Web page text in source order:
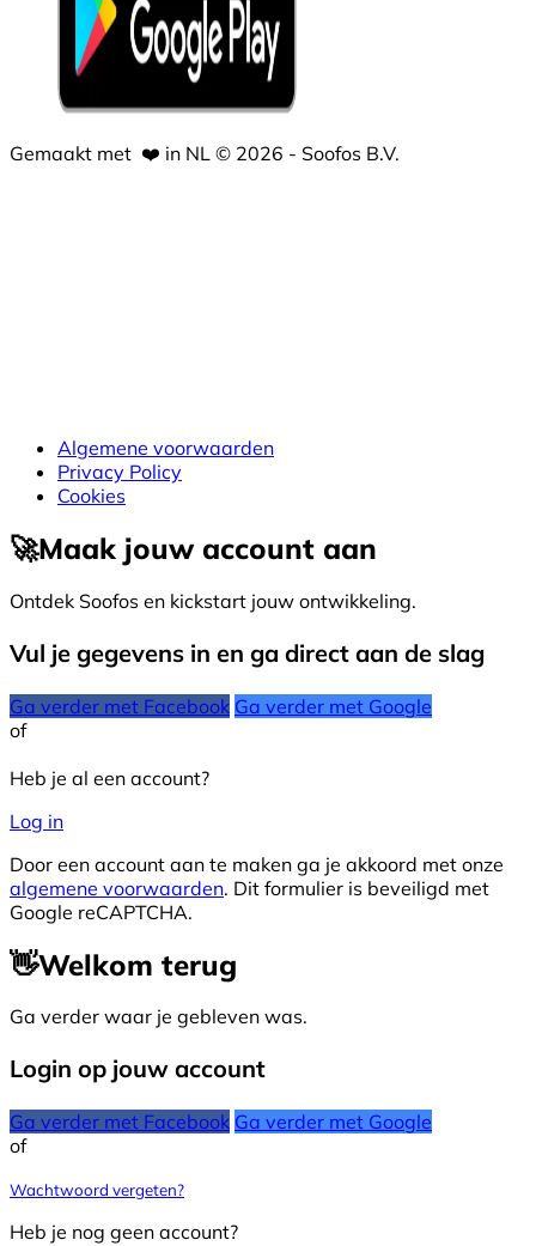
Gemaakt met ❤️ in NL © 2026 - Soofos B.V.
Algemene voorwaarden
Privacy Policy
Cookies
🚀Maak jouw account aan
Ontdek Soofos en kickstart jouw ontwikkeling.
Vul je gegevens in en ga direct aan de slag
Ga verder met Facebook Ga verder met Google
of
Heb je al een account?
Log in
Door een account aan te maken ga je akkoord met onze
algemene voorwaarden. Dit formulier is beveiligd met
Google reCAPTCHA.
👋Welkom terug
Ga verder waar je gebleven was.
Login op jouw account
Ga verder met Facebook Ga verder met Google
of
Wachtwoord vergeten?
Heb je nog geen account?